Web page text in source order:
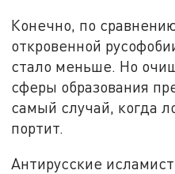
Конечно, по
откровенной
стало меньше. Но
сферы образования
самый случай, когда
портит.
Антирусские